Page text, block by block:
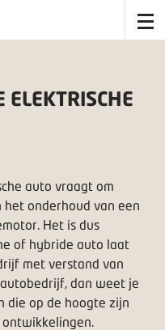
ELEKTRISCHE
auto vraagt om
onderhoud van een
Het is dus
of hybride auto laat
met verstand van
autobedrijf, dan weet je
die op de hoogte zijn